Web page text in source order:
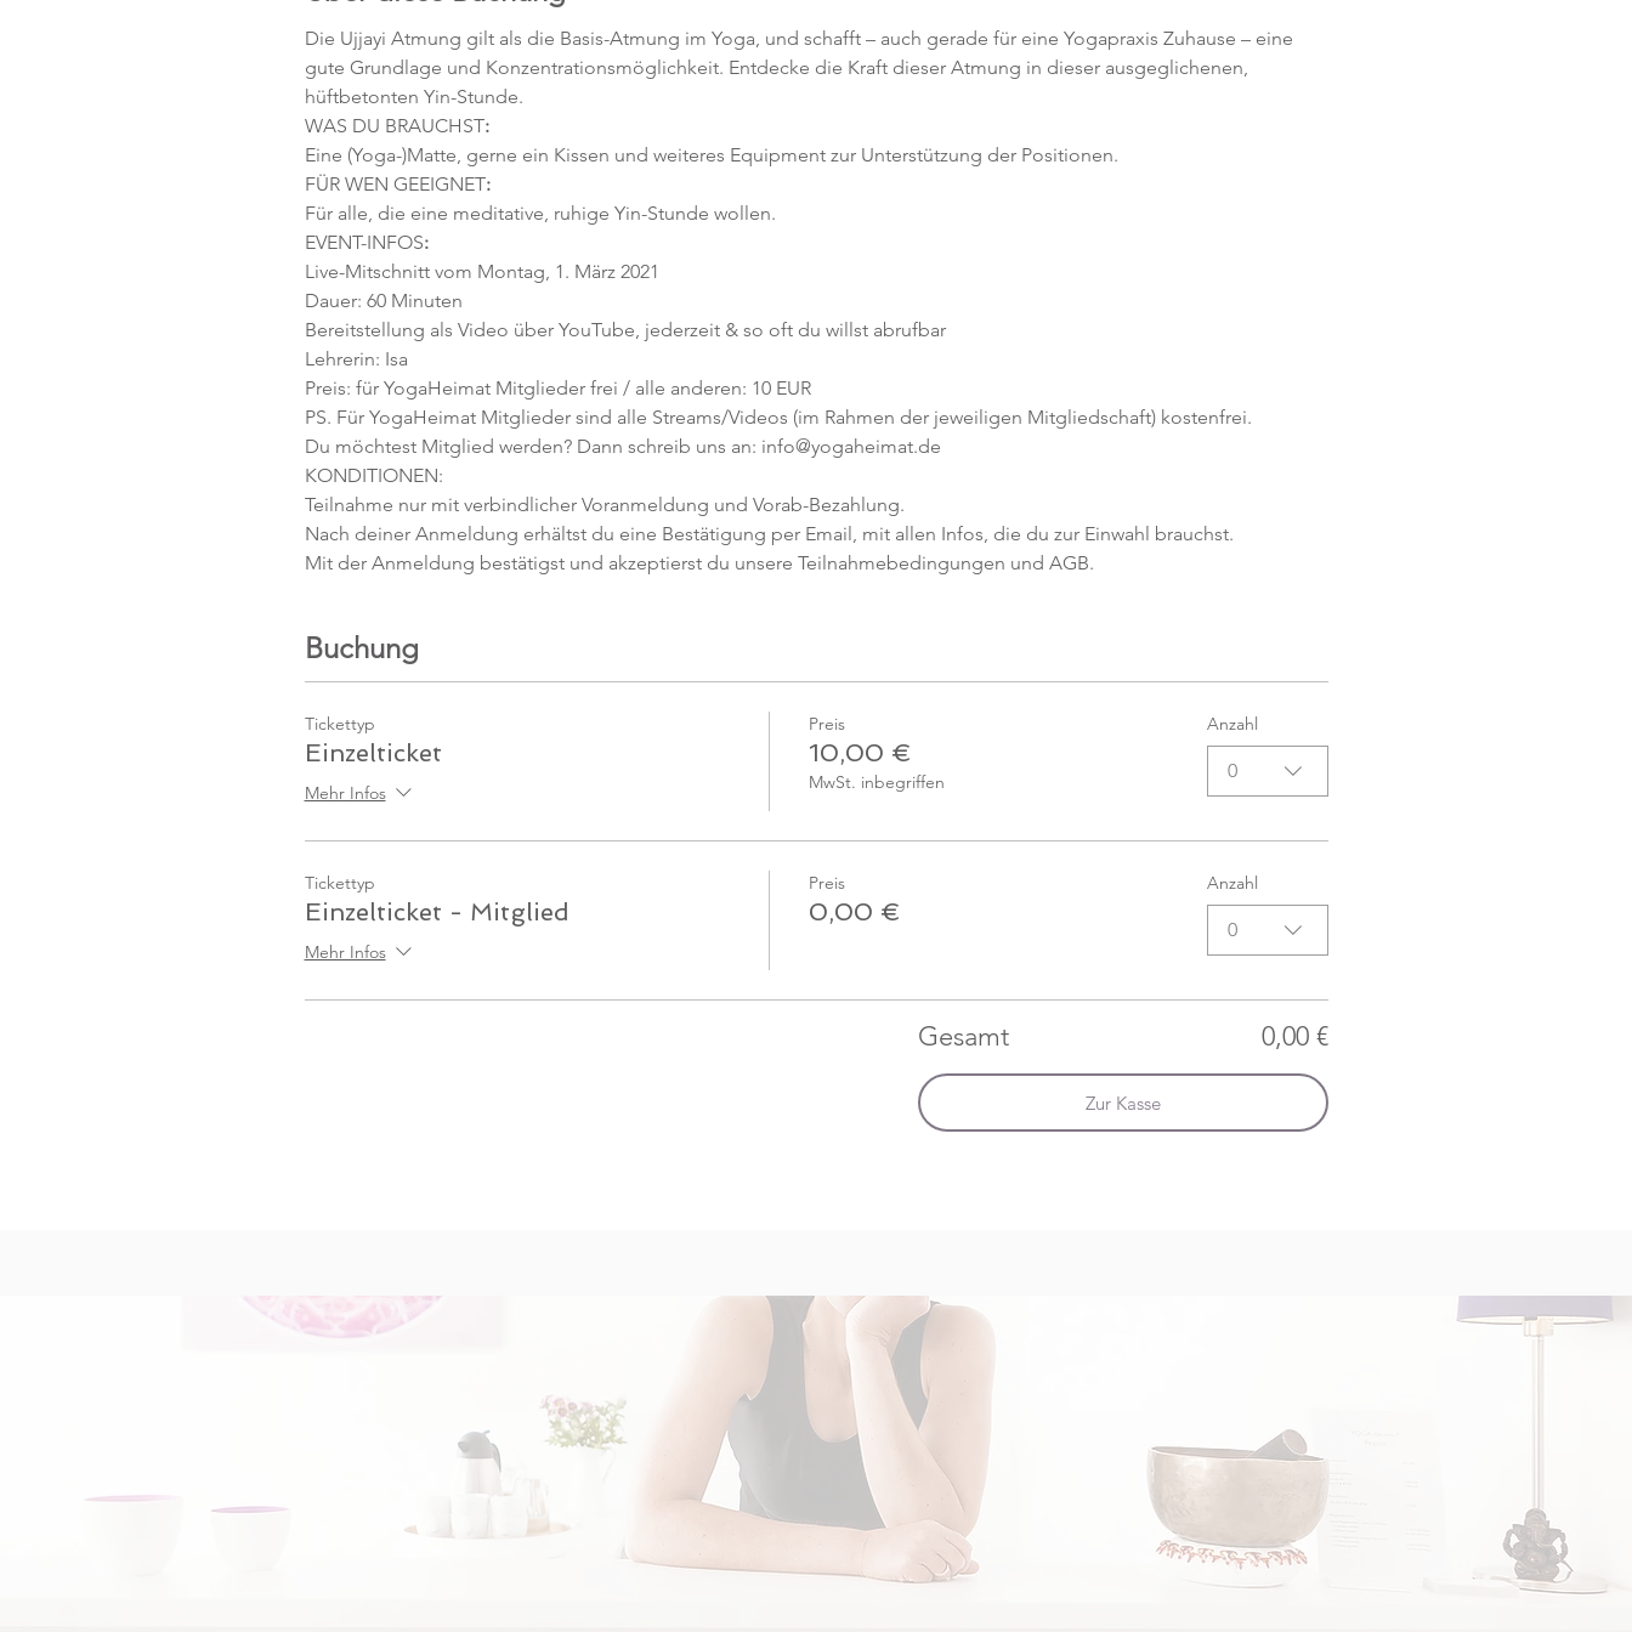
Die Ujjayi Atmung gilt als die Basis-Atmung im Yoga, und schafft – auch gerade für eine Yogapraxis Zuhause – eine
gute Grundlage und Konzentrationsmöglichkeit. Entdecke die Kraft dieser Atmung in dieser ausgeglichenen,
hüftbetonten Yin-Stunde.
WAS DU BRAUCHST:
Eine (Yoga-)Matte, gerne ein Kissen und weiteres Equipment zur Unterstützung der Positionen.
FÜR WEN GEEIGNET:
Für alle, die eine meditative, ruhige Yin-Stunde wollen.
EVENT-INFOS:
Live-Mitschnitt vom Montag, 1. März 2021
Dauer: 60 Minuten
Bereitstellung als Video über YouTube, jederzeit & so oft du willst abrufbar
Lehrerin: Isa
Preis: für YogaHeimat Mitglieder frei / alle anderen: 10 EUR
PS. Für YogaHeimat Mitglieder sind alle Streams/Videos (im Rahmen der jeweiligen Mitgliedschaft) kostenfrei.
Du möchtest Mitglied werden? Dann schreib uns an: info@yogaheimat.de
KONDITIONEN:
Teilnahme nur mit verbindlicher Voranmeldung und Vorab-Bezahlung.
Nach deiner Anmeldung erhältst du eine Bestätigung per Email, mit allen Infos, die du zur Einwahl brauchst.
Mit der Anmeldung bestätigst und akzeptierst du unsere Teilnahmebedingungen und AGB.
Buchung
Tickettyp
Einzelticket
Mehr Infos
Preis
10,00 €
MwSt. inbegriffen
Anzahl
0
Tickettyp
Einzelticket - Mitglied
Mehr Infos
Preis
0,00 €
Anzahl
0
Gesamt 0,00 €
Zur Kasse